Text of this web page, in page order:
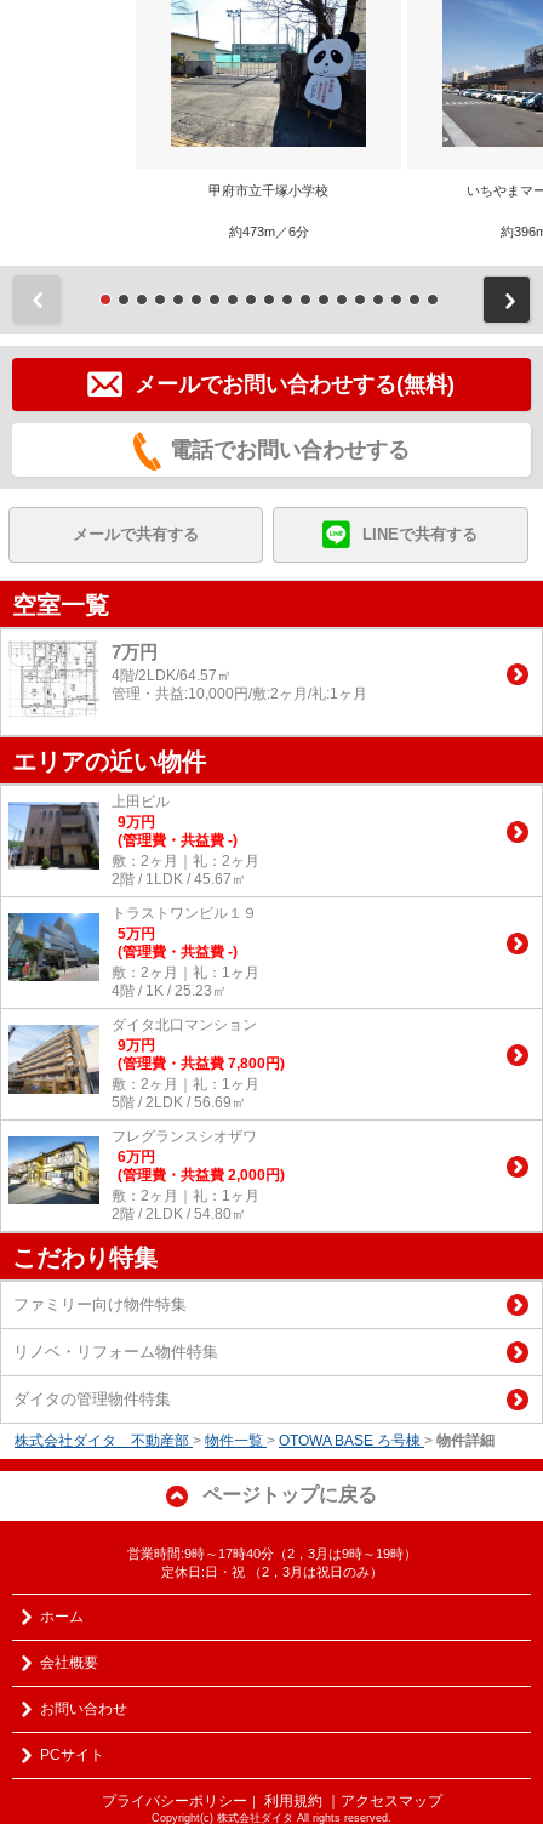
甲府市立千塚小学校
約473m／6分
いちやまマ
約
メールでお問い合わせする(無料)
電話でお問い合わせする
メールで共有する LINEで共有する
空室一覧
7万円
4階/2LDK/64.57㎡
管理・共益:10,000円/敷:2ヶ月/礼:1ヶ月
エリアの近い物件
上田ビル
9万円
(管理費・共益費 -)
敷：2ヶ月｜礼：2ヶ月
2階 / 1LDK / 45.67㎡
トラストワンビル１９
5万円
(管理費・共益費 -)
敷：2ヶ月｜礼：1ヶ月
4階 / 1K / 25.23㎡
ダイタ北口マンション
9万円
(管理費・共益費 7,800円)
敷：2ヶ月｜礼：1ヶ月
5階 / 2LDK / 56.69㎡
フレグランスシオザワ
6万円
(管理費・共益費 2,000円)
敷：2ヶ月｜礼：1ヶ月
2階 / 2LDK / 54.80㎡
こだわり特集
ファミリー向け物件特集
リノベ・リフォーム物件特集
ダイタの管理物件特集
株式会社ダイタ 不動産部 > 物件一覧 > OTOWA BASE ろ号棟 > 物件詳細
ページトップに戻る
営業時間:9時～17時40分（2，3月は9時～19時）
定休日:日・祝 （2，3月は祝日のみ）
ホーム
会社概要
お問い合わせ
PCサイト
プライバシーポリシー ｜ 利用規約 ｜アクセスマップ
Copyright(c) 株式会社ダイタ All rights reserved.